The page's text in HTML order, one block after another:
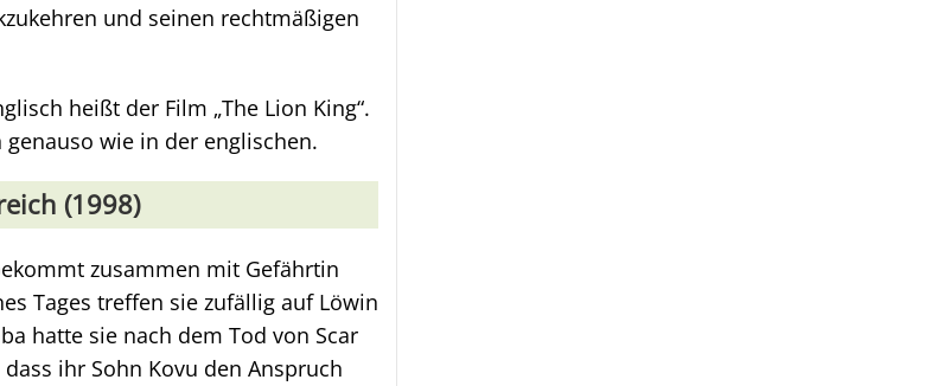
und seinen rechtmäßigen
heißt der Film „The Lion King“.
wie in der englischen.
(1998)
zusammen mit Gefährtin
Tages treffen sie zufällig auf Löwin
hatte sie nach dem Tod von Scar
ihr Sohn Kovu den Anspruch